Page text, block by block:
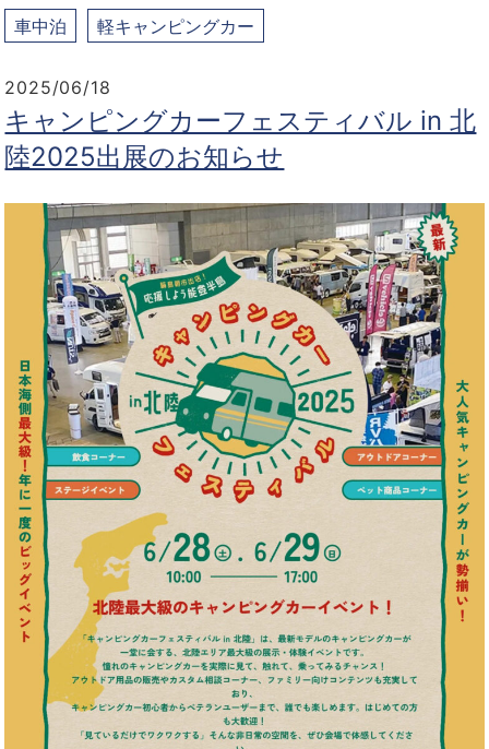
車中泊 軽キャンピングカー
2025/06/18
キャンピングカーフェスティバル in 北
陸2025出展のお知らせ